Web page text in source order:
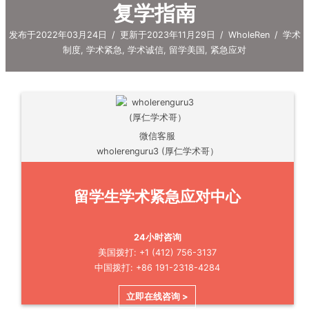
复学指南
发布于2022年03月24日 / 更新于2023年11月29日 / WholeRen / 学术
制度, 学术紧急, 学术诚信, 留学美国 , 紧急应对
微信客服
wholerenguru3 (厚仁学术哥）
留学生学术紧急应对中心
24小时咨询
美国拨打: +1 (412) 756-3137
中国拨打: +86 191-2318-4284
立即在线咨询 >